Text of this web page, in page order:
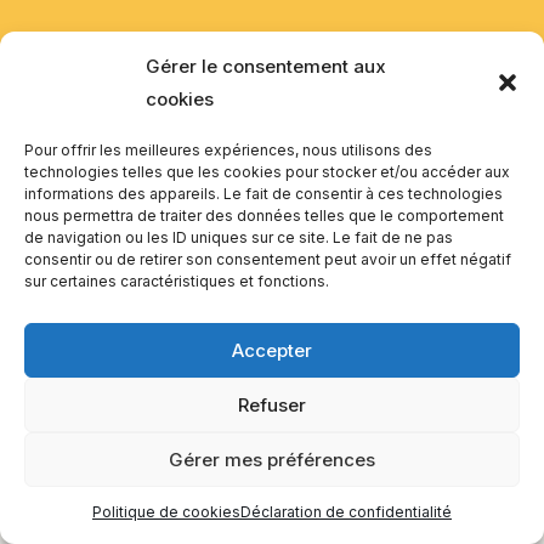
Gérer le consentement aux
cookies
Pour offrir les meilleures expériences, nous utilisons des
technologies telles que les cookies pour stocker et/ou accéder aux
informations des appareils. Le fait de consentir à ces technologies
nous permettra de traiter des données telles que le comportement
de navigation ou les ID uniques sur ce site. Le fait de ne pas
consentir ou de retirer son consentement peut avoir un effet négatif
sur certaines caractéristiques et fonctions.
Accepter
Refuser
Gérer mes préférences
Politique de cookiesDéclaration de confidentialité